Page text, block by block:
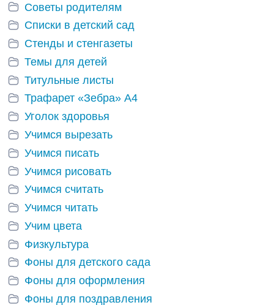
Советы родителям
Списки в детский сад
Стенды и стенгазеты
Темы для детей
Титульные листы
Трафарет «Зебра» А4
Уголок здоровья
Учимся вырезать
Учимся писать
Учимся рисовать
Учимся считать
Учимся читать
Учим цвета
Физкультура
Фоны для детского сада
Фоны для оформления
Фоны для поздравления